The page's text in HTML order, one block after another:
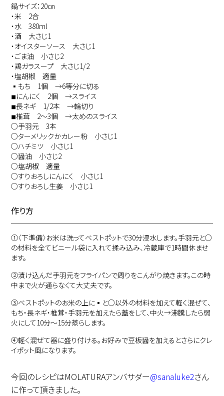
鍋サイズ：20㎝
・米 2合
・水 380ml
・酒 大さじ1
・オイスターソース 大さじ1
・ごま油 小さじ2
・鶏ガラスープ 大さじ1/2
・塩胡椒 適量
▪もち 1個 →6等分に切る
◾︎にんにく 2個 →スライス
◾︎長ネギ 1/2本 →輪切り
◾︎椎茸 2〜3個 →太めのスライス
○手羽元 3本
○ターメリックかカレー粉 小さじ1
○ハチミツ 小さじ1
○醤油 小さじ2
○塩胡椒 適量
○すりおろしにんにく 小さじ1
○すりおろし生姜 小さじ1
作り方
①〈下準備〉お米は洗ってベストポットで30分浸水します。手羽元と○
の材料を全てビニール袋に入れて揉み込み、冷蔵庫で1時間休ませ
ます。
②漬け込んだ手羽元をフライパンで周りをこんがり焼きます。この時
中まで火が通らなくて大丈夫です。
③ベストポットのお米の上に▪と○以外の材料を加えて軽く混ぜて、
もち・長ネギ・椎茸・手羽元を加えたら蓋をして、中火→沸騰したら弱
火にして10分～15分蒸らします。
④軽く混ぜて器に盛り付ける。お好みで豆板醤を加えるとさらにクレ
イポット風になります。
今回のレシピはMOLATURAアンバサダー@sanaluke2さん
に作って頂きました。